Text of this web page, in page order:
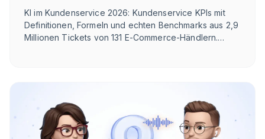
Tickets
KI im Kundenservice 2026: Kundenservice KPIs mit
Definitionen, Formeln und echten Benchmarks aus 2,9
Millionen Tickets von 131 E-Commerce-Händlern.